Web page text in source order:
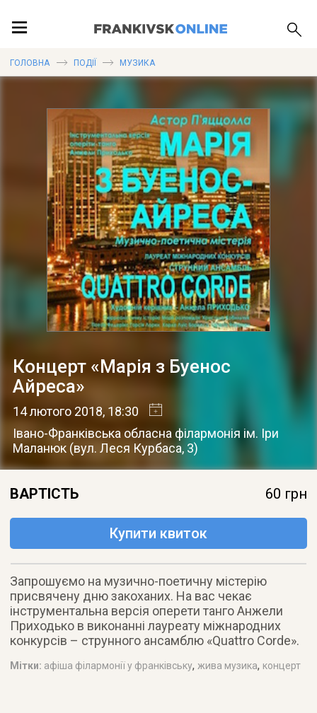
ПУБЛІКАЦІЇ
ГОЛОВНА ПОДІЇ МУЗИКА
Концерт «Марія з Буенос
Айреса»
14 лютого 2018, 18:30
Івано-Франківська обласна філармонія ім. Іри
Маланюк (вул. Леся Курбаса, 3)
ВАРТІСТЬ 60 грн
Купити квиток
Запрошуємо на музично-поетичну містерію
присвячену дню закоханих. На вас чекає
інструментальна версія оперети танго Анжели
Приходько в виконанні лауреату міжнародних
конкурсів – струнного ансамблю «Quattro Corde».
Мітки: афіша філармонії у франківську, жива музика, концерт